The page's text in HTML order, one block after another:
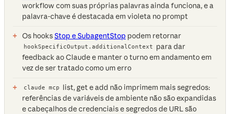
workflow com suas próprias palavras ainda funciona, e a
palavra-chave é destacada em violeta no prompt
Os hooksStop e SubagentStop podem retornar
hookSpecificOutput.additionalContext
para dar
feedback ao Claude e manter o turno em andamento em
vez de ser tratado como um erro
claude mcp
list, get e add não imprimem mais segredos:
referências de variáveis de ambiente não são expandidas
e cabeçalhos de credenciais e segredos de URL são